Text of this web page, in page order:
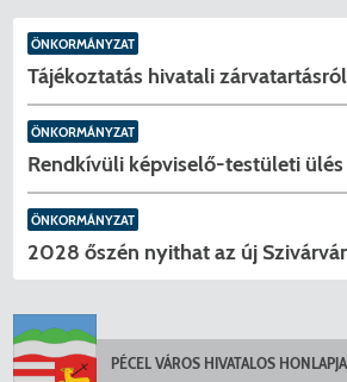
ÖNKORMÁNYZAT
Tájékoztatás hivatali zárvatartásról
ÖNKORMÁNYZAT
Rendkívüli képviselő-testületi
ÖNKORMÁNYZAT
2028 őszén nyithat az új
PÉCEL VÁROS HIVATALOS HONLAPJA